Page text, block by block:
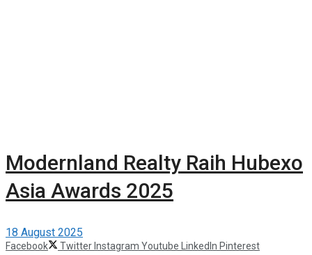
Modernland Realty Raih Hubexo
Asia Awards 2025
18 August 2025
Facebook Twitter Instagram Youtube LinkedIn Pinterest